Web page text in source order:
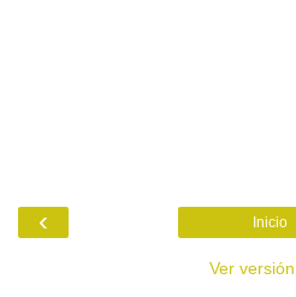
‹ Inicio
Ver